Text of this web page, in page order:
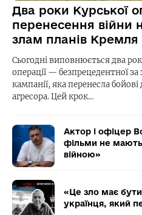
Два роки Курської
перенесення війни
злам планів Кремля
Сьогодні виповнюється два
операції — безпрецедентної
кампанії, яка перенесла
агресора. Цей крок…
Актор і офіцер
фільми не мають
війною»
«Це зло має
українця, який